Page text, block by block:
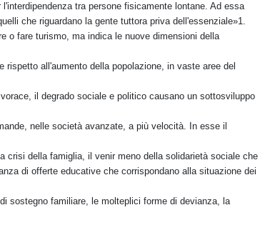
tra persone fisicamente lontane. Ad essa
che riguardano la gente tuttora priva dell'essenziale»1.
o fare turismo, ma indica le nuove dimensioni della
all'aumento della popolazione, in vaste aree del
il degrado sociale e politico causano un sottosviluppo
nelle società avanzate, a più velocità. In esse il
crisi della famiglia, il venir meno della solidarietà sociale che
di offerte educative che corrispondano alla situazione dei
sostegno familiare, le molteplici forme di devianza, la